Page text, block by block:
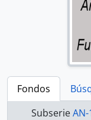
Fondos
Subserie